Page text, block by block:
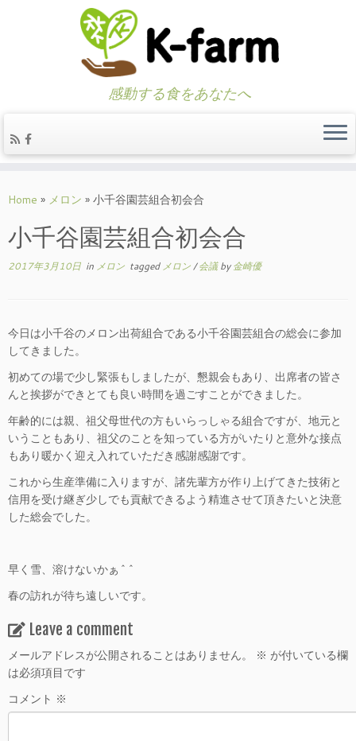
to
感動する食をあなたへ
Home » メロン » 小千谷園芸組合初会合
小千谷園芸組合初会合
2017年3月10日 in メロン tagged メロン/会議by金崎優
今日は小千谷のメロン出荷組合である小千谷園芸組合の総会に参加
してきました。
初めての場で少し緊張もしましたが、懇親会もあり、出席者の皆さ
んと挨拶ができとても良い時間を過ごすことができました。
年齢的には親、祖父母世代の方もいらっしゃる組合ですが、地元と
いうこともあり、祖父のことを知っている方がいたりと意外な接点
もあり暖かく迎え入れていただき感謝感謝です。
これから生産準備に入りますが、諸先輩方が作り上げてきた技術と
信用を受け継ぎ少しでも貢献できるよう精進させて頂きたいと決意
した総会でした。
早く雪、溶けないかぁ^^
春の訪れが待ち遠しいです。
Leave a comment
メールアドレスが公開されることはありません。 ※ が付いている欄
は必須項目です
コメント ※